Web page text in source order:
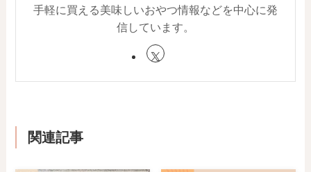
手軽に買える美味しいおやつ情報などを中心に発
信しています。
関連記事